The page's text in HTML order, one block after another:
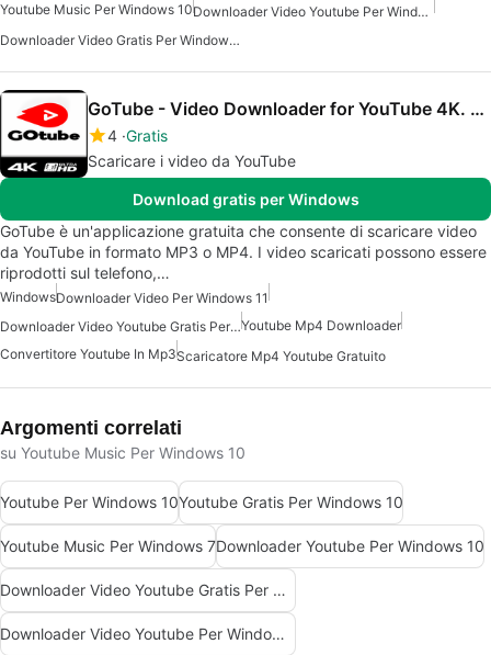
Youtube Music Per Windows 10
Downloader Video Youtube Per Windows 7
Downloader Video Gratis Per Windows 7
GoTube - Video Downloader for YouTube 4K. MP4 & MP3 Music
4 Gratis
Scaricare i video da YouTube
Download gratis per Windows
GoTube è un'applicazione gratuita che consente di scaricare video
da YouTube in formato MP3 o MP4. I video scaricati possono essere
riprodotti sul telefono,…
WindowsDownloader Video Per Windows 11
Downloader Video Youtube Gratis Per Windows 10Youtube Mp4 Downloader
Convertitore Youtube In Mp3Scaricatore Mp4 Youtube Gratuito
Argomenti correlati
su Youtube Music Per Windows 10
Youtube Per Windows 10Youtube Gratis Per Windows 10
Youtube Music Per Windows 7Downloader Youtube Per Windows 10
Downloader Video Youtube Gratis Per Windows 10
Downloader Video Youtube Per Windows 10